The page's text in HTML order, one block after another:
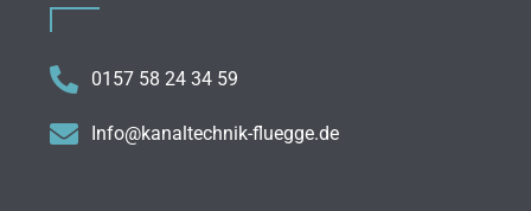
0157 58 24 34 59
Info@kanaltechnik-fluegge.de